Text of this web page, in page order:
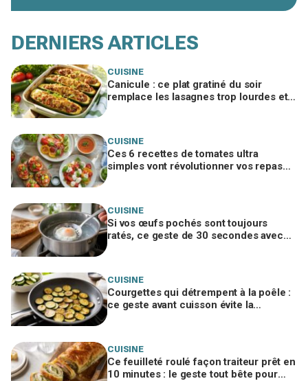
DERNIERS ARTICLES
CUISINE
Canicule : ce plat gratiné du soir
remplace les lasagnes trop lourdes et
CUISINE
Ces 6 recettes de tomates ultra
simples vont révolutionner vos repas
CUISINE
Si vos œufs pochés sont toujours
ratés, ce geste de 30 secondes avec
CUISINE
Courgettes qui détrempent à la poêle :
ce geste avant cuisson évite la
CUISINE
Ce feuilleté roulé façon traiteur prêt en
10 minutes : le geste tout bête pour